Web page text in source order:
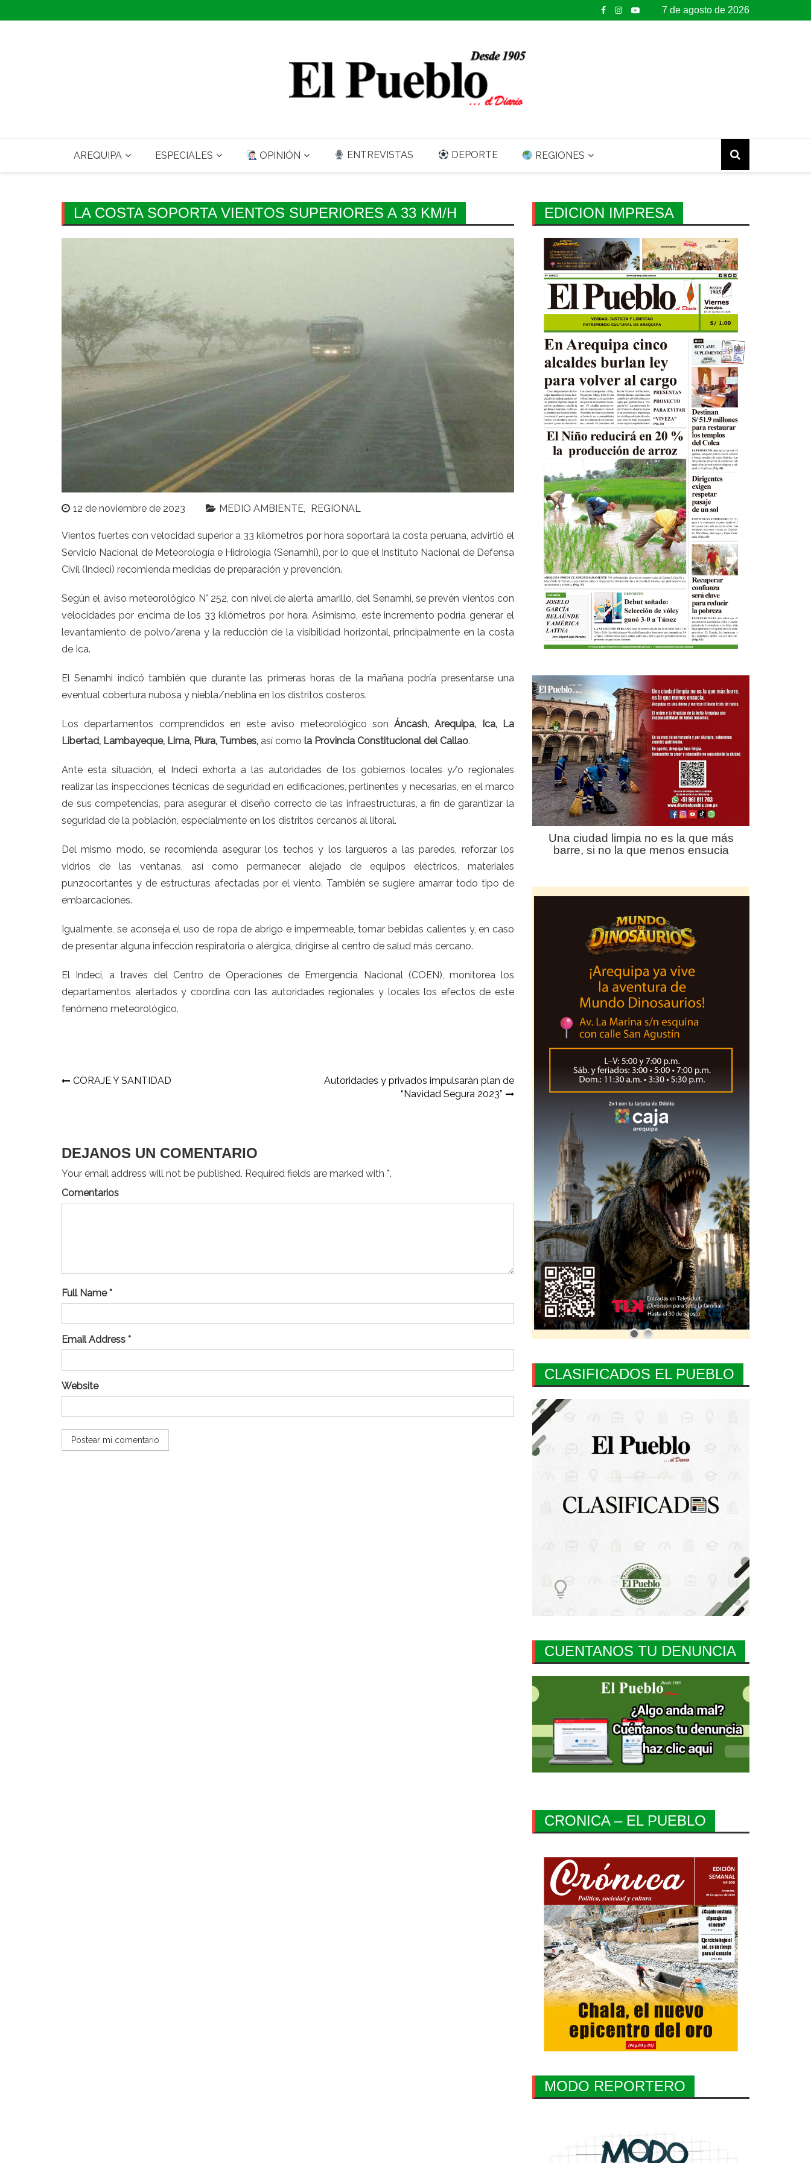
to
7 de agosto de 2026
AREQUIPA ESPECIALES OPINIÓN ENTREVISTAS DEPORTE REGIONES
LA COSTA SOPORTA VIENTOS SUPERIORES A 33 KM/H
12 de noviembre de 2023 MEDIO AMBIENTE REGIONAL
Vientos fuertes con velocidad superior a 33 kilómetros por hora soportará la costa peruana, advirtió el
Servicio Nacional de Meteorología e Hidrología (Senamhi), por lo que el Instituto Nacional de Defensa
Civil (Indeci) recomienda medidas de preparación y prevención.
Según el aviso meteorológico N° 252, con nivel de alerta amarillo, del Senamhi, se prevén vientos con
velocidades por encima de los 33 kilómetros por hora. Asimismo, este incremento podría generar el
levantamiento de polvo/arena y la reducción de la visibilidad horizontal, principalmente en la costa
de Ica.
El Senamhi indicó también que durante las primeras horas de la mañana podría presentarse una
eventual cobertura nubosa y niebla/neblina en los distritos costeros.
Los departamentos comprendidos en este aviso meteorológico sonÁncash, Arequipa, Ica, La
Libertad, Lambayeque, Lima, Piura, Tumbes, así como la Provincia Constitucional del Callao.
Ante esta situación, el Indeci exhorta a las autoridades de los gobiernos locales y/o regionales
realizar las inspecciones técnicas de seguridad en edificaciones, pertinentes y necesarias, en el marco
de sus competencias, para asegurar el diseño correcto de las infraestructuras, a fin de garantizar la
seguridad de la población, especialmente en los distritos cercanos al litoral.
Del mismo modo, se recomienda asegurar los techos y los largueros a las paredes, reforzar los
vidrios de las ventanas, así como permanecer alejado de equipos eléctricos, materiales
punzocortantes y de estructuras afectadas por el viento. También se sugiere amarrar todo tipo de
embarcaciones.
Igualmente, se aconseja el uso de ropa de abrigo e impermeable, tomar bebidas calientes y, en caso
de presentar alguna infección respiratoria o alérgica, dirigirse al centro de salud más cercano.
El Indeci, a través del Centro de Operaciones de Emergencia Nacional (COEN), monitorea los
departamentos alertados y coordina con las autoridades regionales y locales los efectos de este
fenómeno meteorológico.
Navegación
CORAJE Y SANTIDAD
Autoridades y privados impulsarán plan de
“Navidad Segura 2023”
DEJANOS UN COMENTARIO
Your email address will not be published. Required fields are marked with *.
Comentarios
Full Name *
Email Address *
Website
EDICION IMPRESA
Una ciudad limpia no es la que más
barre, si no la que menos ensucia
CLASIFICADOS EL PUEBLO
CUENTANOS TU DENUNCIA
CRONICA – EL PUEBLO
MODO REPORTERO